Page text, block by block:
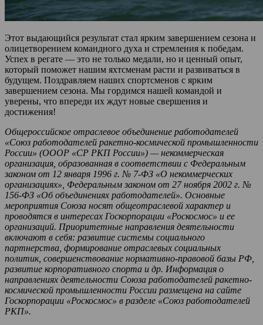
Этот выдающийся результат стал ярким завершением сезона и
олицетворением командного духа и стремления к победам.
Успех в регате — это не только медали, но и ценный опыт,
который поможет нашим яхтсменам расти и развиваться в
будущем. Поздравляем наших спортсменов с ярким
завершением сезона. Мы гордимся нашей командой и
уверены, что впереди их ждут новые свершения и
достижения!
Общероссийское отраслевое объединение работодателей
«Союз работодателей ракетно-космической промышленности
России» (ОООР «СР РКП России») — некоммерческая
организация, образованная в соответствии с Федеральным
законом от 12 января 1996 г. № 7-ФЗ «О некоммерческих
организациях», Федеральным законом от 27 ноября 2002 г. №
156-ФЗ «Об объединениях работодателей». Основные
мероприятия Союза носят общеотраслевой характер и
проводятся в интересах Госкорпорации «Роскосмос» и ее
организаций. Приоритетные направления деятельности
включают в себя: развитие системы социального
партнерства, формирование отраслевых социальных
политик, совершенствование нормативно-правовой базы РФ,
развитие корпоративного спорта и др. Информация о
направлениях деятельности Союза работодателей ракетно-
космической промышленности России размещена на сайте
Госкорпорации «Роскосмос» в разделе «Союз работодателей
РКП».